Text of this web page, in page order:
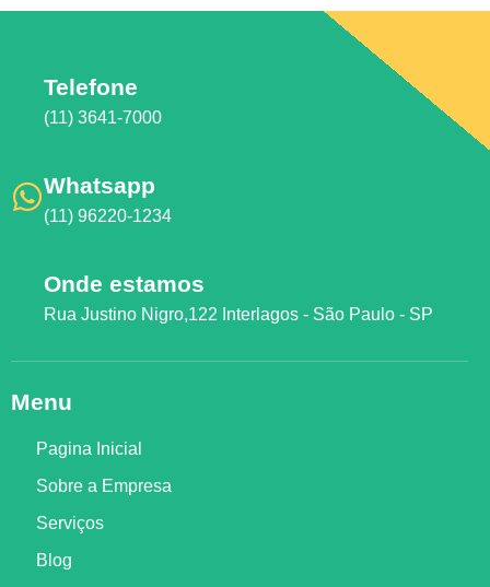
Telefone
(11) 3641-7000
Whatsapp
(11) 96220-1234
Onde estamos
Rua Justino Nigro,122 Interlagos - São Paulo - SP
Menu
Pagina Inicial
Sobre a Empresa
Serviços
Blog